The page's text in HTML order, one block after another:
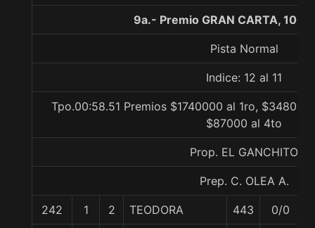
9a.- Premio GRAN CARTA,
Pista Normal
Indice: 12 al 11
Tpo.00:58.51 Premios $1740000 al 1ro,
$87000 al 4to
Prop. EL GANCHITO
Prep. C. OLEA A.
242 1 2 TEODORA 443 0/0